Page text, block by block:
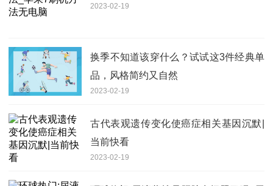
2023-02-19
换季不知道该穿什么？试试这3件经典单
品，风格简约又自然
2023-02-19
古代表观遗传变化使癌症相关基因沉默|
当前快看
2023-02-19